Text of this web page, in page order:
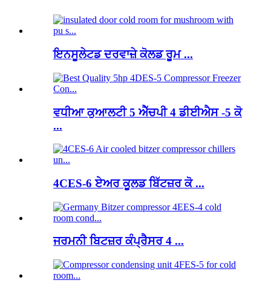
ਇਨਸੂਲੇਟਡ ਦਰਵਾਜ਼ੇ ਕੋਲਡ ਰੂਮ ...
ਵਧੀਆ ਕੁਆਲਟੀ 5 ਐੱਚਪੀ 4 ਡੀਈਐਸ -5 ਕੋ
...
4CES-6 ਏਅਰ ਕੂਲਡ ਬਿੱਟਜ਼ਰ ਕੋ ...
ਜਰਮਨੀ ਬਿਟਜ਼ਰ ਕੰਪ੍ਰੈਸਰ 4 ...